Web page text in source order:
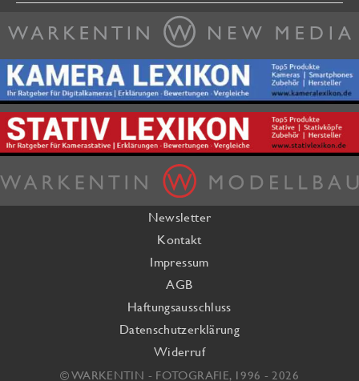
Newsletter
Kontakt
Impressum
AGB
Haftungsausschluss
Datenschutzerklärung
Widerruf
© WARKENTIN - FOTOGRAFIE, 1996 - 2026